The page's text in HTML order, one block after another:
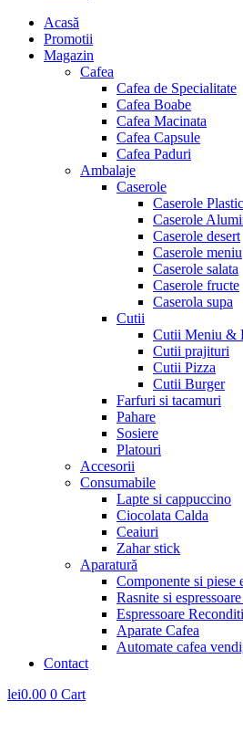
Menu
Acasă
Promotii
Magazin
Cafea
Cafea de Specialitate
Cafea Boabe
Cafea Macinata
Cafea Capsule
Cafea Paduri
Ambalaje
Caserole
Caserole Plastic
Caserole
Caserole desert
Caserole meniu
Caserole salata
Caserole fructe
Caserola supa
Cutii
Cutii Meniu &
Cutii prajituri
Cutii Pizza
Cutii Burger
Farfuri si tacamuri
Pahare
Sosiere
Platouri
Accesorii
Consumabile
Lapte si cappuccino
Ciocolata Calda
Ceaiuri
Zahar stick
Aparatură
Componente si piese
Rasnite si
Espressoare
Aparate Cafea
Automate cafea
Contact
lei0.00 0 Cart